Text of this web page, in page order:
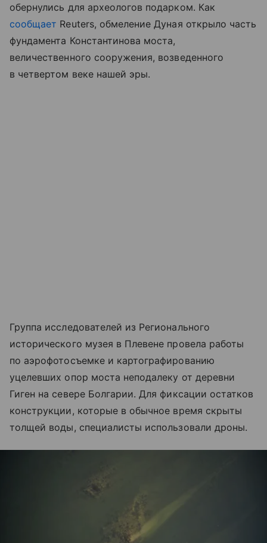
обернулись для археологов подарком. Как
сообщает Reuters, обмеление Дуная открыло часть
фундамента Константинова моста,
величественного сооружения, возведенного
в четвертом веке нашей эры.
Группа исследователей из Регионального
исторического музея в Плевене провела работы
по аэрофотосъемке и картографированию
уцелевших опор моста неподалеку от деревни
Гиген на севере Болгарии. Для фиксации остатков
конструкции, которые в обычное время скрыты
толщей воды, специалисты использовали дроны.